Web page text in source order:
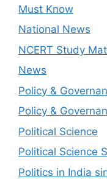
Must Know
National News
NCERT Study
News
Policy &
Policy &
Political Science
Political Science
Politics in India